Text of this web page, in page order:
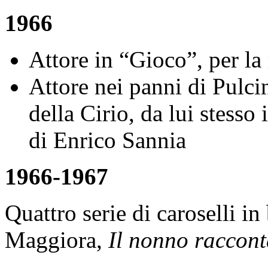
1966
Attore in “Gioco”, per
Attore nei panni di
della Cirio, da lui stesso
di Enrico Sannia
1966-1967
Quattro serie di caroselli
Maggiora, Il nonno